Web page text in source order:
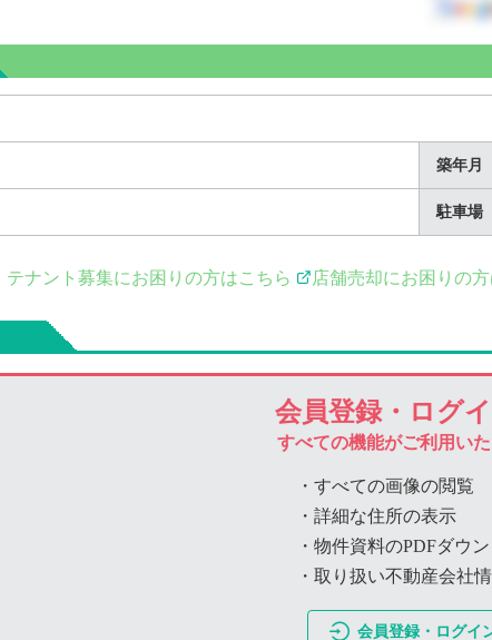
築年月
駐車場
テナント募集にお困りの方はこちら 店舗売却にお困りの
会員登録・ログ
すべての機能がご利用い
・すべての画像の閲覧
・詳細な住所の表示
・物件資料のPDFダウ
・取り扱い不動産会社
会員登録・ログイ